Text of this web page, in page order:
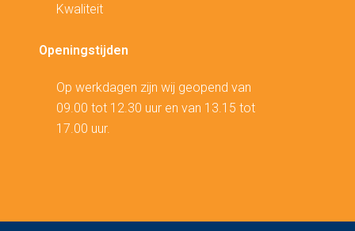
Kwaliteit
Openingstijden
Op werkdagen zijn wij geopend van
09.00 tot 12.30 uur en van 13.15 tot
17.00 uur.